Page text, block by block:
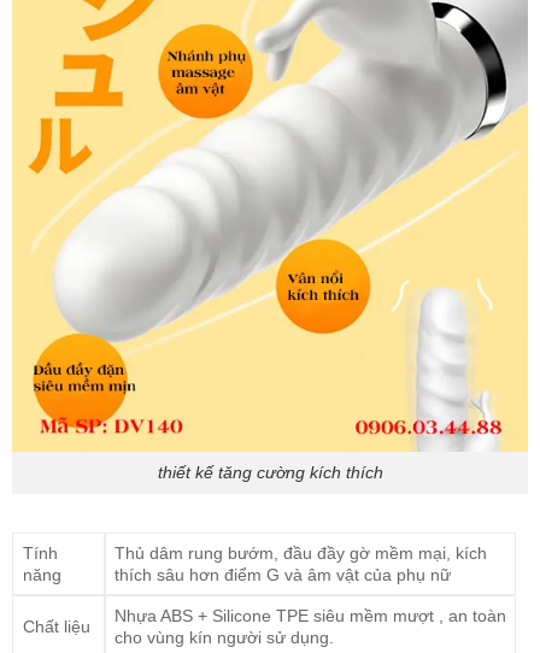
thiết kế tăng cường kích thích
Tính
năng
Thủ dâm rung bướm, đầu đầy gờ mềm mại, kích
thích sâu hơn điểm G và âm vật của phụ nữ
Chất liệu
Nhựa ABS + Silicone TPE siêu mềm mượt , an toàn
cho vùng kín người sử dụng.